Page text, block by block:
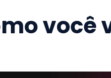
você